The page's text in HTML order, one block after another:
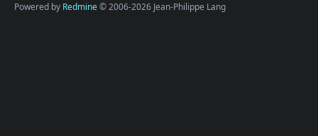
Powered by Redmine© 2006-2026 Jean-Philippe Lang